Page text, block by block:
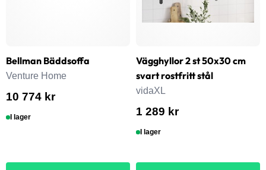
Bellman Bäddsoffa
Venture Home
10 774 kr
I lager
Vägghyllor 2 st 50x30 cm
svart rostfritt stål
vidaXL
1 289 kr
I lager